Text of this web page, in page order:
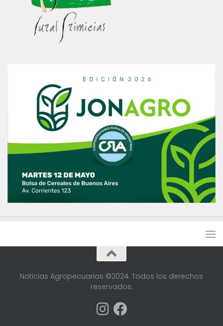
Noticias Agropecuarias ©2024. Todos los derechos
reservados.